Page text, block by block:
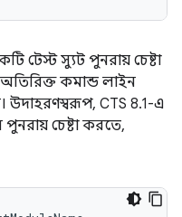
টেস্ট স্যুট পুনরায় চেষ্টা
কমান্ড লাইন
উদাহরণস্বরূপ, CTS 8.1-এ
পুনরায় চেষ্টা করতে,